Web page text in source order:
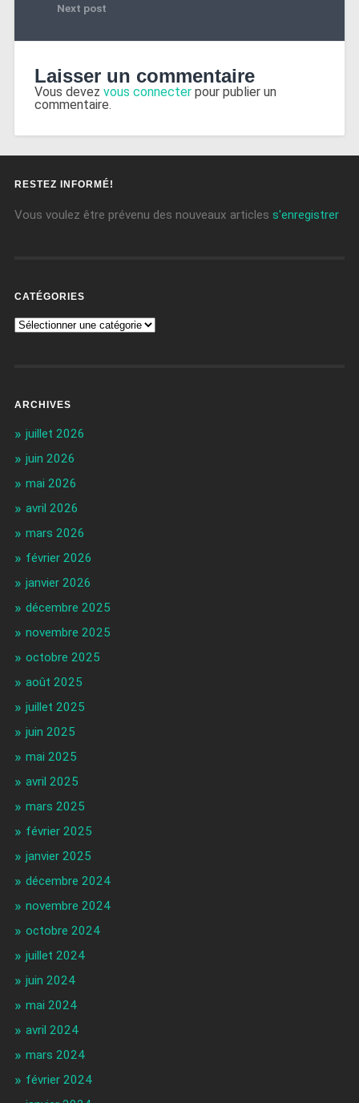
Next post
Laisser un commentaire
Vous devez vous connecterpour publier un
commentaire.
RESTEZ INFORMÉ!
Vous voulez être prévenu des nouveaux articles s'enregistrer
CATÉGORIES
ARCHIVES
juillet 2026
juin 2026
mai 2026
avril 2026
mars 2026
février 2026
janvier 2026
décembre 2025
novembre 2025
octobre 2025
août 2025
juillet 2025
juin 2025
mai 2025
avril 2025
mars 2025
février 2025
janvier 2025
décembre 2024
novembre 2024
octobre 2024
juillet 2024
juin 2024
mai 2024
avril 2024
mars 2024
février 2024